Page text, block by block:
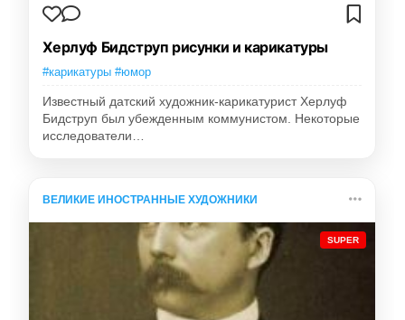
Херлуф Бидструп рисунки и карикатуры
#карикатуры #юмор
Известный датский художник-карикатурист Херлуф
Бидструп был убежденным коммунистом. Некоторые
исследователи…
ВЕЛИКИЕ ИНОСТРАННЫЕ ХУДОЖНИКИ
SUPER